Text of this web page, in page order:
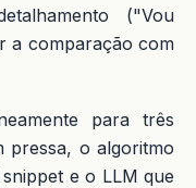
("Vou
a comparação com
para três
pressa, o algoritmo
e o LLM que